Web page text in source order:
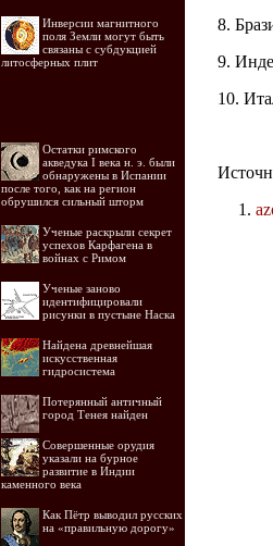
Инверсии магнитного
поля Земли могут быть
связаны с субдукцией
литосферных плит
Остатки римского
акведука I века н. э. были
обнаружены в Испании
после того, как на регион
обрушился сильный шторм
Ученые раскрыли секрет
успехов Карфагена в
войнах с Римом
Ученые заново
идентифицировали
рисунки в пустыне Наска
Найдена древнейшая
искусственная
гидросистема
Потерянный античный
город Тенея найден
Совершенные орудия
указали на бурное
развитие в Индии
каменного века
Как Пётр выводил русских
на «правильную дорогу»
8.
9.
10.